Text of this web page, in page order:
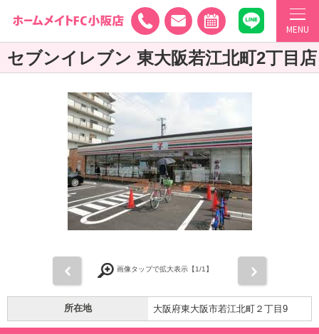
MENU
セブンイレブン 東大阪若江北町2丁目店
画像タップで拡大表示【1/1】
所在地 大阪府東大阪市若江北町２丁目9